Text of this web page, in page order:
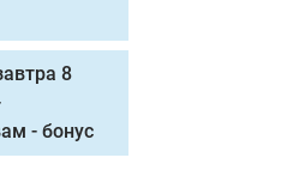
8
- бонус